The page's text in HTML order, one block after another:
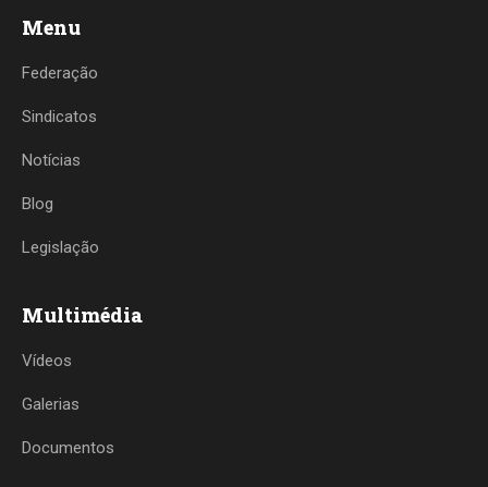
Menu
Federação
Sindicatos
Notícias
Blog
Legislação
Multimédia
Vídeos
Galerias
Documentos